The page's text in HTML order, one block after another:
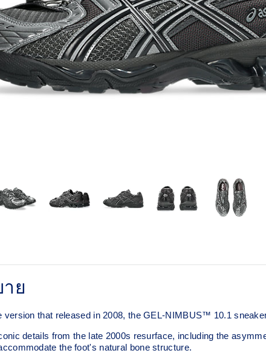
ย
version that released in 2008, the GEL-NIMBUS™ 10.1
details from the late 2000s resurface, including the
the foot's natural bone structure.​